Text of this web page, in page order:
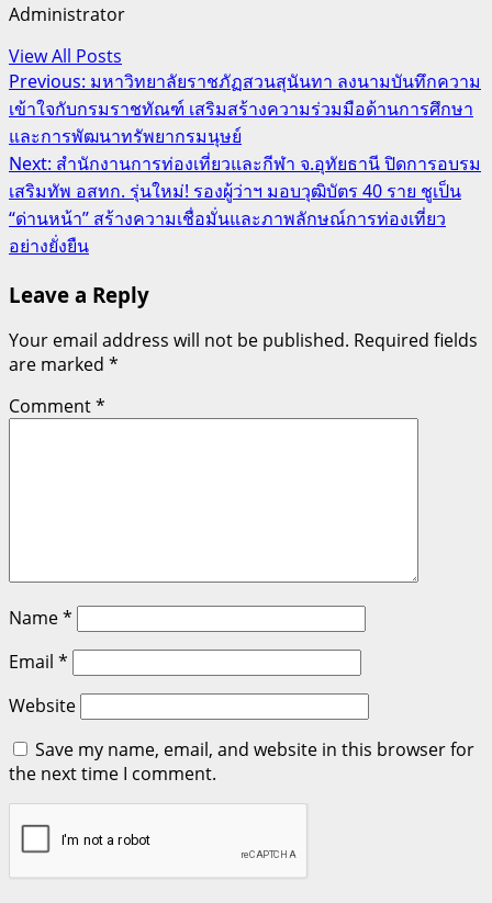
Administrator
View All Posts
Post
navigation
Previous: มหาวิทยาลัยราชภัฏสวนสุนันทา ลงนามบันทึกความ
เข้าใจกับกรมราชทัณฑ์ เสริมสร้างความร่วมมือด้านการศึกษา
และการพัฒนาทรัพยากรมนุษย์
Next: สำนักงานการท่องเที่ยวและกีฬา จ.อุทัยธานี ปิดการอบรม
เสริมทัพ อสทก. รุ่นใหม่! รองผู้ว่าฯ มอบวุฒิบัตร 40 ราย ชูเป็น
“ด่านหน้า” สร้างความเชื่อมั่นและภาพลักษณ์การท่องเที่ยว
อย่างยั่งยืน
Leave a Reply
Your email address will not be published. Required fields
are marked *
Comment*
Name*
Email *
Website
Save my name, email, and website in this browser for
the next time I comment.